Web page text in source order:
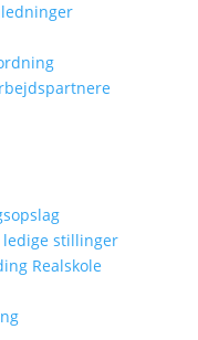
stillinger
Realskole